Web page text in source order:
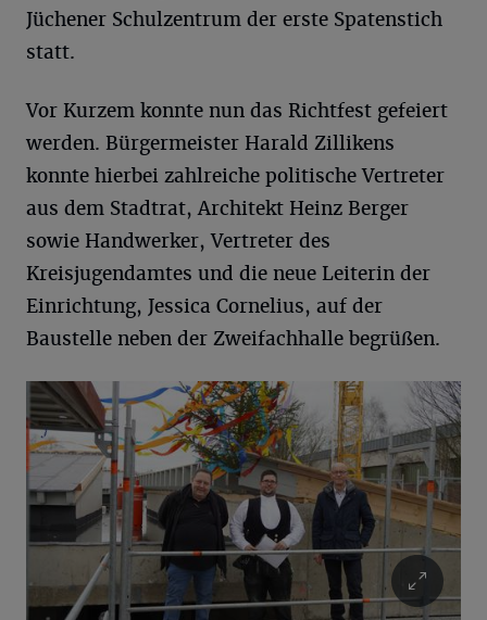
Jüchener Schulzentrum der erste Spatenstich
statt.
Vor Kurzem konnte nun das Richtfest gefeiert
werden. Bürgermeister Harald Zillikens
konnte hierbei zahlreiche politische Vertreter
aus dem Stadtrat, Architekt Heinz Berger
sowie Handwerker, Vertreter des
Kreisjugendamtes und die neue Leiterin der
Einrichtung, Jessica Cornelius, auf der
Baustelle neben der Zweifachhalle begrüßen.